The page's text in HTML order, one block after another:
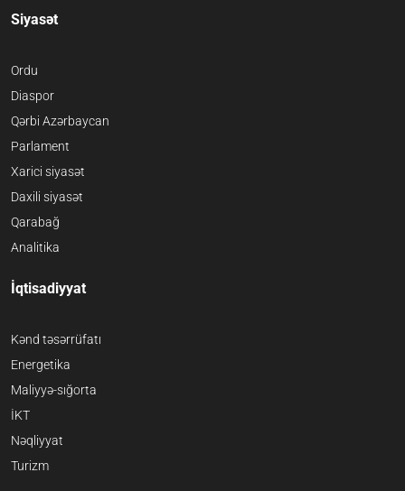
Siyasət
Ordu
Diaspor
Qərbi Azərbaycan
Parlament
Xarici siyasət
Daxili siyasət
Qarabağ
Analitika
İqtisadiyyat
Kənd təsərrüfatı
Energetika
Maliyyə-sığorta
İKT
Nəqliyyat
Turizm